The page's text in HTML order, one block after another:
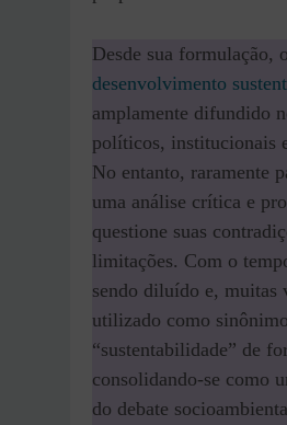
Desde sua formulação,
desenvolvimento
amplamente difundido
políticos, institucionais
No entanto, raramente
uma análise crítica e
questione suas
limitações. Com o
sendo diluído e, muitas
utilizado como
“sustentabilidade” de
consolidando-se como
do debate